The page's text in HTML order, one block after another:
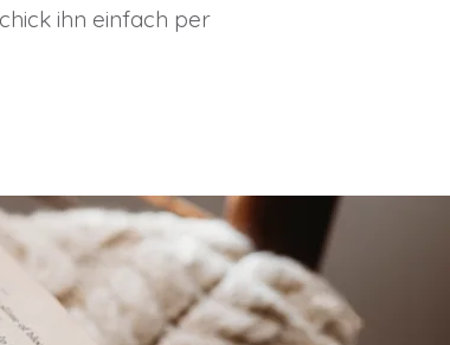
ihn einfach per